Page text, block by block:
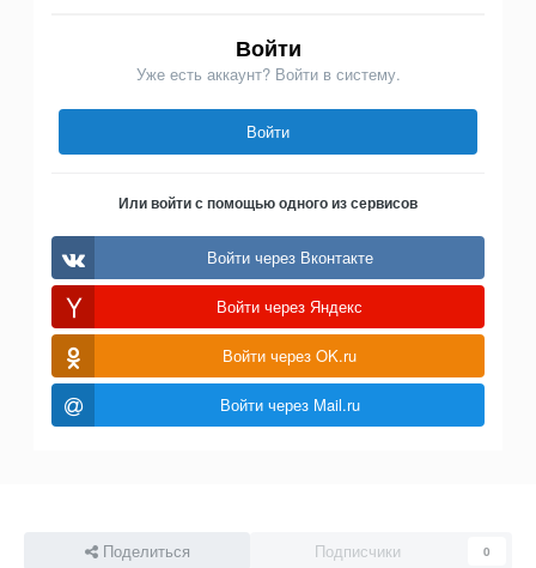
Войти
Уже есть аккаунт? Войти в систему.
Войти
Или войти с помощью одного из сервисов
Войти через Вконтакте
Войти через Яндекс
Войти через OK.ru
Войти через Mail.ru
Поделиться Подписчики 0